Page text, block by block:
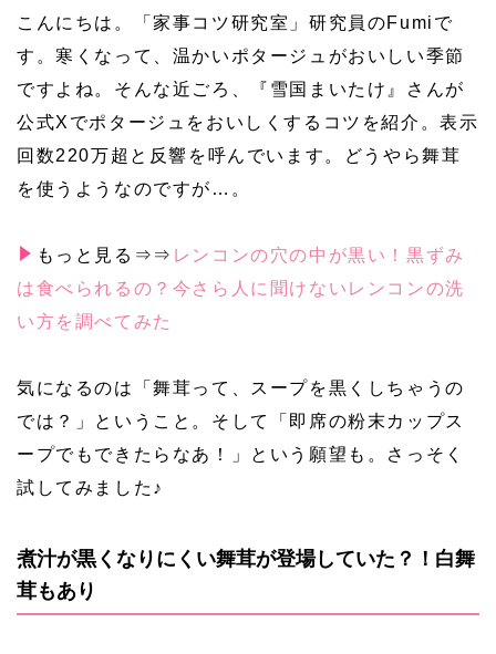
こんにちは。「家事コツ研究室」研究員のFumiで
す。寒くなって、温かいポタージュがおいしい季節
ですよね。そんな近ごろ、『雪国まいたけ』さんが
公式Xでポタージュをおいしくするコツを紹介。表示
回数220万超と反響を呼んでいます。どうやら舞茸
を使うようなのですが…。
もっと見る⇒⇒ レンコンの穴の中が黒い！黒ずみ
は食べられるの？今さら人に聞けないレンコンの洗
い方を調べてみた
気になるのは「舞茸って、スープを黒くしちゃうの
では？」ということ。そして「即席の粉末カップス
ープでもできたらなあ！」という願望も。さっそく
試してみました♪
煮汁が黒くなりにくい舞茸が登場していた？！白舞
茸もあり